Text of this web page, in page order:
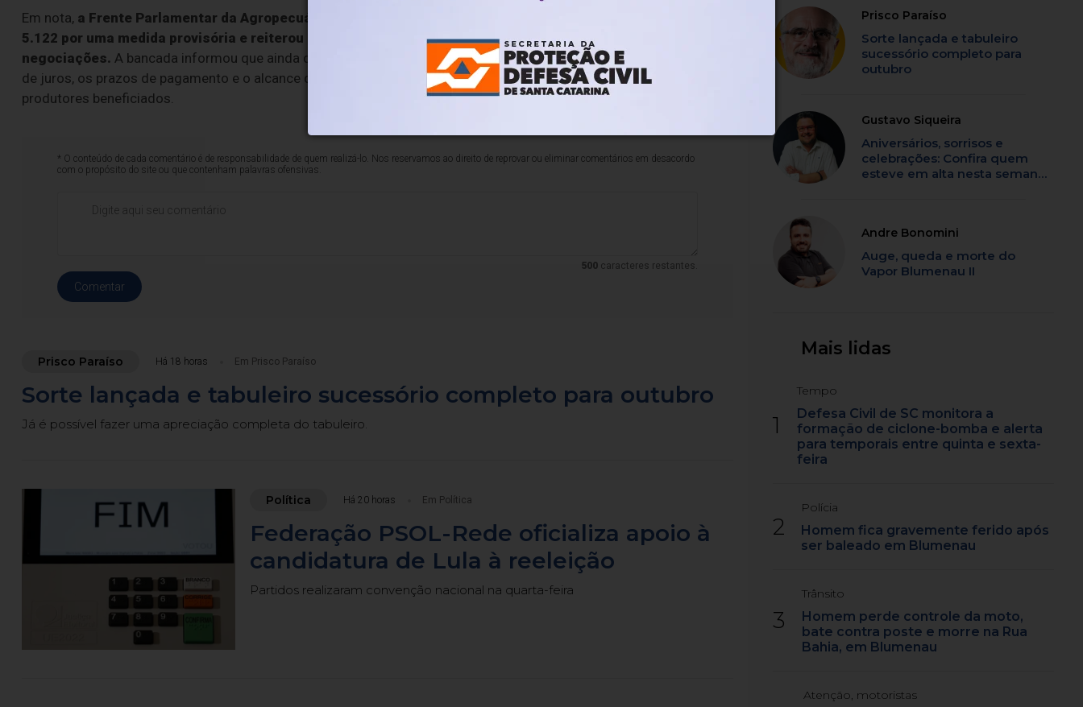
Em nota, a Frente Parlamentar da Agropecuária afirmou que não aceita substituir automaticamente o PL
5.122 por uma medida provisória e reiterou que o texto aprovado pelo Senado continua sendo a base das
negociações. A bancada informou que ainda discorda de pontos como o enquadramento dos produtores, as taxas
de juros, os prazos de pagamento e o alcance da proposta, e disse que seguirá negociando para ampliar o número de
produtores beneficiados.
* O conteúdo de cada comentário é de responsabilidade de quem realizá-lo. Nos reservamos ao direito de reprovar ou eliminar comentários em desacordo
com o propósito do site ou que contenham palavras ofensivas.
500caracteres restantes.
Comentar
Prisco Paraíso Há 18 horas Em Prisco Paraíso
Sorte lançada e tabuleiro sucessório completo para outubro
Já é possível fazer uma apreciação completa do tabuleiro.
Política Há 20 horas Em Política
Federação PSOL-Rede oficializa apoio à
candidatura de Lula à reeleição
Partidos realizaram convenção nacional na quarta-feira
Prisco Paraíso
Sorte lançada e tabuleiro
sucessório completo para
outubro
Gustavo Siqueira
Aniversários, sorrisos e
celebrações: Confira quem
esteve em alta nesta semana
Andre Bonomini
Auge, queda e morte do
Vapor Blumenau II
Mais lidas
1
Tempo
Defesa Civil de SC monitora a
formação de ciclone-bomba e alerta
para temporais entre quinta e sexta-
feira
2
Polícia
Homem fica gravemente ferido após
ser baleado em Blumenau
3
Trânsito
Homem perde controle da moto,
bate contra poste e morre na Rua
Bahia, em Blumenau
Atenção, motoristas